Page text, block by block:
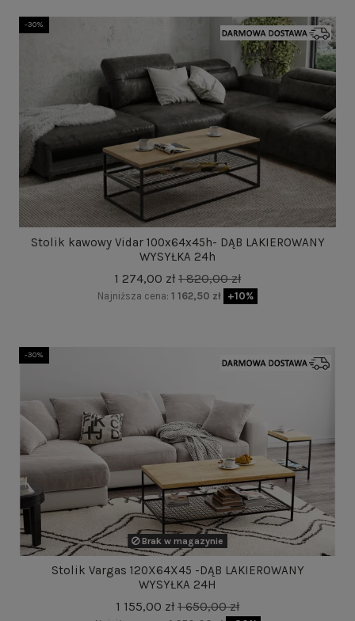
-30%
Stolik kawowy Vidar 100x64x45h- DĄB LAKIEROWANY
WYSYŁKA 24h
1 274,00 zł 1 820,00 zł
Najniższa cena: 1 162,50 zł +10%
-30%
Brak w magazynie
Stolik Vargas 120X64X45 -DĄB LAKIEROWANY
WYSYŁKA 24H
1 155,00 zł 1 650,00 zł